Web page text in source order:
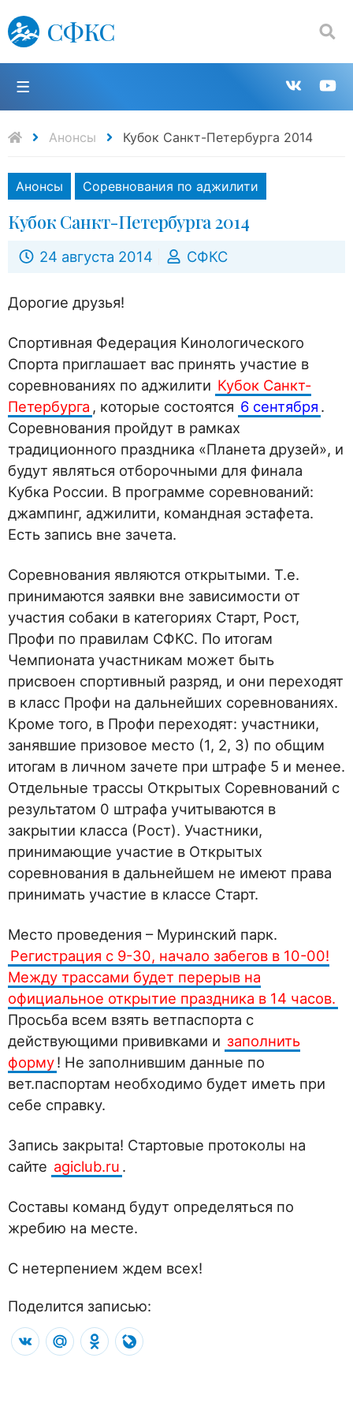
СФКС
Поиск:
в
Анонсы Кубок Санкт-Петербурга 2014
Анонсы Соревнования по аджилити
Кубок Санкт-Петербурга 2014
24 августа 2014 СФКС
Дорогие друзья!
Спортивная Федерация Кинологического
Спорта приглашает вас принять участие в
соревнованиях по аджилити Кубок Санкт-
Петербурга , которые состоятся 6 сентября .
Соревнования пройдут в рамках
традиционного праздника «Планета друзей», и
будут являться отборочными для финала
Кубка России. В программе соревнований:
джампинг, аджилити, командная эстафета.
Есть запись вне зачета.
Соревнования являются открытыми. Т.е.
принимаются заявки вне зависимости от
участия собаки в категориях Старт, Рост,
Профи по правилам СФКС. По итогам
Чемпионата участникам может быть
присвоен спортивный разряд, и они переходят
в класс Профи на дальнейших соревнованиях.
Кроме того, в Профи переходят: участники,
занявшие призовое место (1, 2, 3) по общим
итогам в личном зачете при штрафе 5 и менее.
Отдельные трассы Открытых Соревнований с
результатом 0 штрафа учитываются в
закрытии класса (Рост). Участники,
принимающие участие в Открытых
соревнования в дальнейшем не имеют права
принимать участие в классе Старт.
Место проведения – Муринский парк.
Регистрация с 9-30, начало забегов в 10-00!
Между трассами будет перерыв на
официальное открытие праздника в 14 часов.
Просьба всем взять ветпаспорта с
действующими прививками и заполнить
форму! Не заполнившим данные по
вет.паспортам необходимо будет иметь при
себе справку.
Запись закрыта! Стартовые протоколы на
сайте agiclub.ru .
Составы команд будут определяться по
жребию на месте.
С нетерпением ждем всех!
Поделится записью:
VK Mail.RuOdnoklassniki